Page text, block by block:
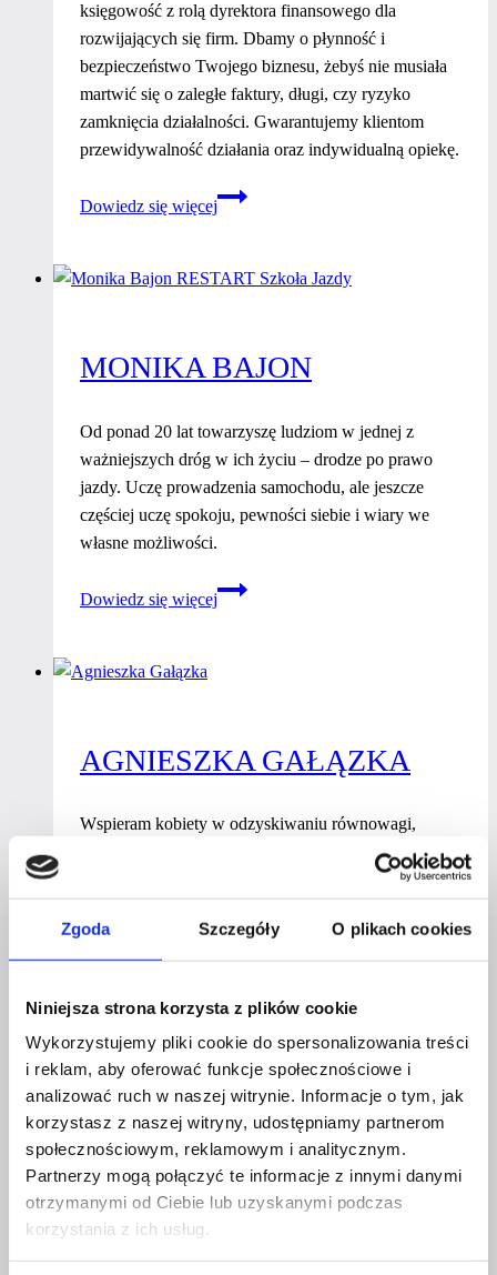
Zgoda Szczegóły O plikach cookies
Niniejsza strona korzysta z plików cookie
Wykorzystujemy pliki cookie do spersonalizowania treści
i reklam, aby oferować funkcje społecznościowe i
analizować ruch w naszej witrynie. Informacje o tym, jak
korzystasz z naszej witryny, udostępniamy partnerom
społecznościowym, reklamowym i analitycznym.
Partnerzy mogą połączyć te informacje z innymi danymi
otrzymanymi od Ciebie lub uzyskanymi podczas
korzystania z ich usług.
księgowość z rolą dyrektora finansowego dla
rozwijających się firm. Dbamy o płynność i
bezpieczeństwo Twojego biznesu, żebyś nie musiała
martwić się o zaległe faktury, długi, czy ryzyko
zamknięcia działalności. Gwarantujemy klientom
przewidywalność działania oraz indywidualną opiekę.
Dowiedz się więcej
Nadia
MONIKA BAJON
Od ponad 20 lat towarzyszę ludziom w jednej z
ważniejszych dróg w ich życiu – drodze po prawo
jazdy. Uczę prowadzenia samochodu, ale jeszcze
częściej uczę spokoju, pewności siebie i wiary we
własne możliwości.
Dowiedz się więcej
Monika
AGNIESZKA GAŁĄZKA
Wspieram kobiety w odzyskiwaniu równowagi,
zrozumieniu emocjonalnych przyczyn trudności oraz
budowaniu życia w większej harmonii, lekkości i
Dowiedz się więcej
EWA DYBKA-YAZICHYAN
Jestem Ewa – kobieta przedsiębiorcza z pasją i misją.
Właścicielka dwóch zupełnie różnych, ale równie
ważnych biznesów. Z jednej strony pośredniczka